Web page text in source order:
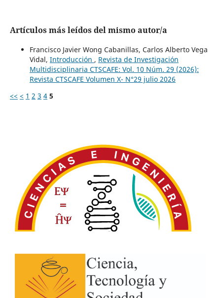
Artículos más leídos del mismo autor/a
Francisco Javier Wong Cabanillas, Carlos Alberto Vega
Vidal, Introducción , Revista de Investigación
Multidisciplinaria CTSCAFE: Vol. 10 Núm. 29 (2026):
Revista CTSCAFE Volumen X- N°29 julio 2026
<< < 1 2 3 4 5